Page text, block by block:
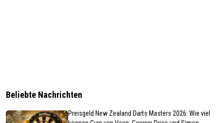
Beliebte Nachrichten
Preisgeld New Zealand Darts Masters 2026: Wie viel